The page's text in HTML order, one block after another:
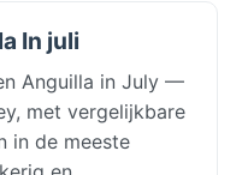
In juli
Anguilla in July —
met vergelijkbare
in de meeste